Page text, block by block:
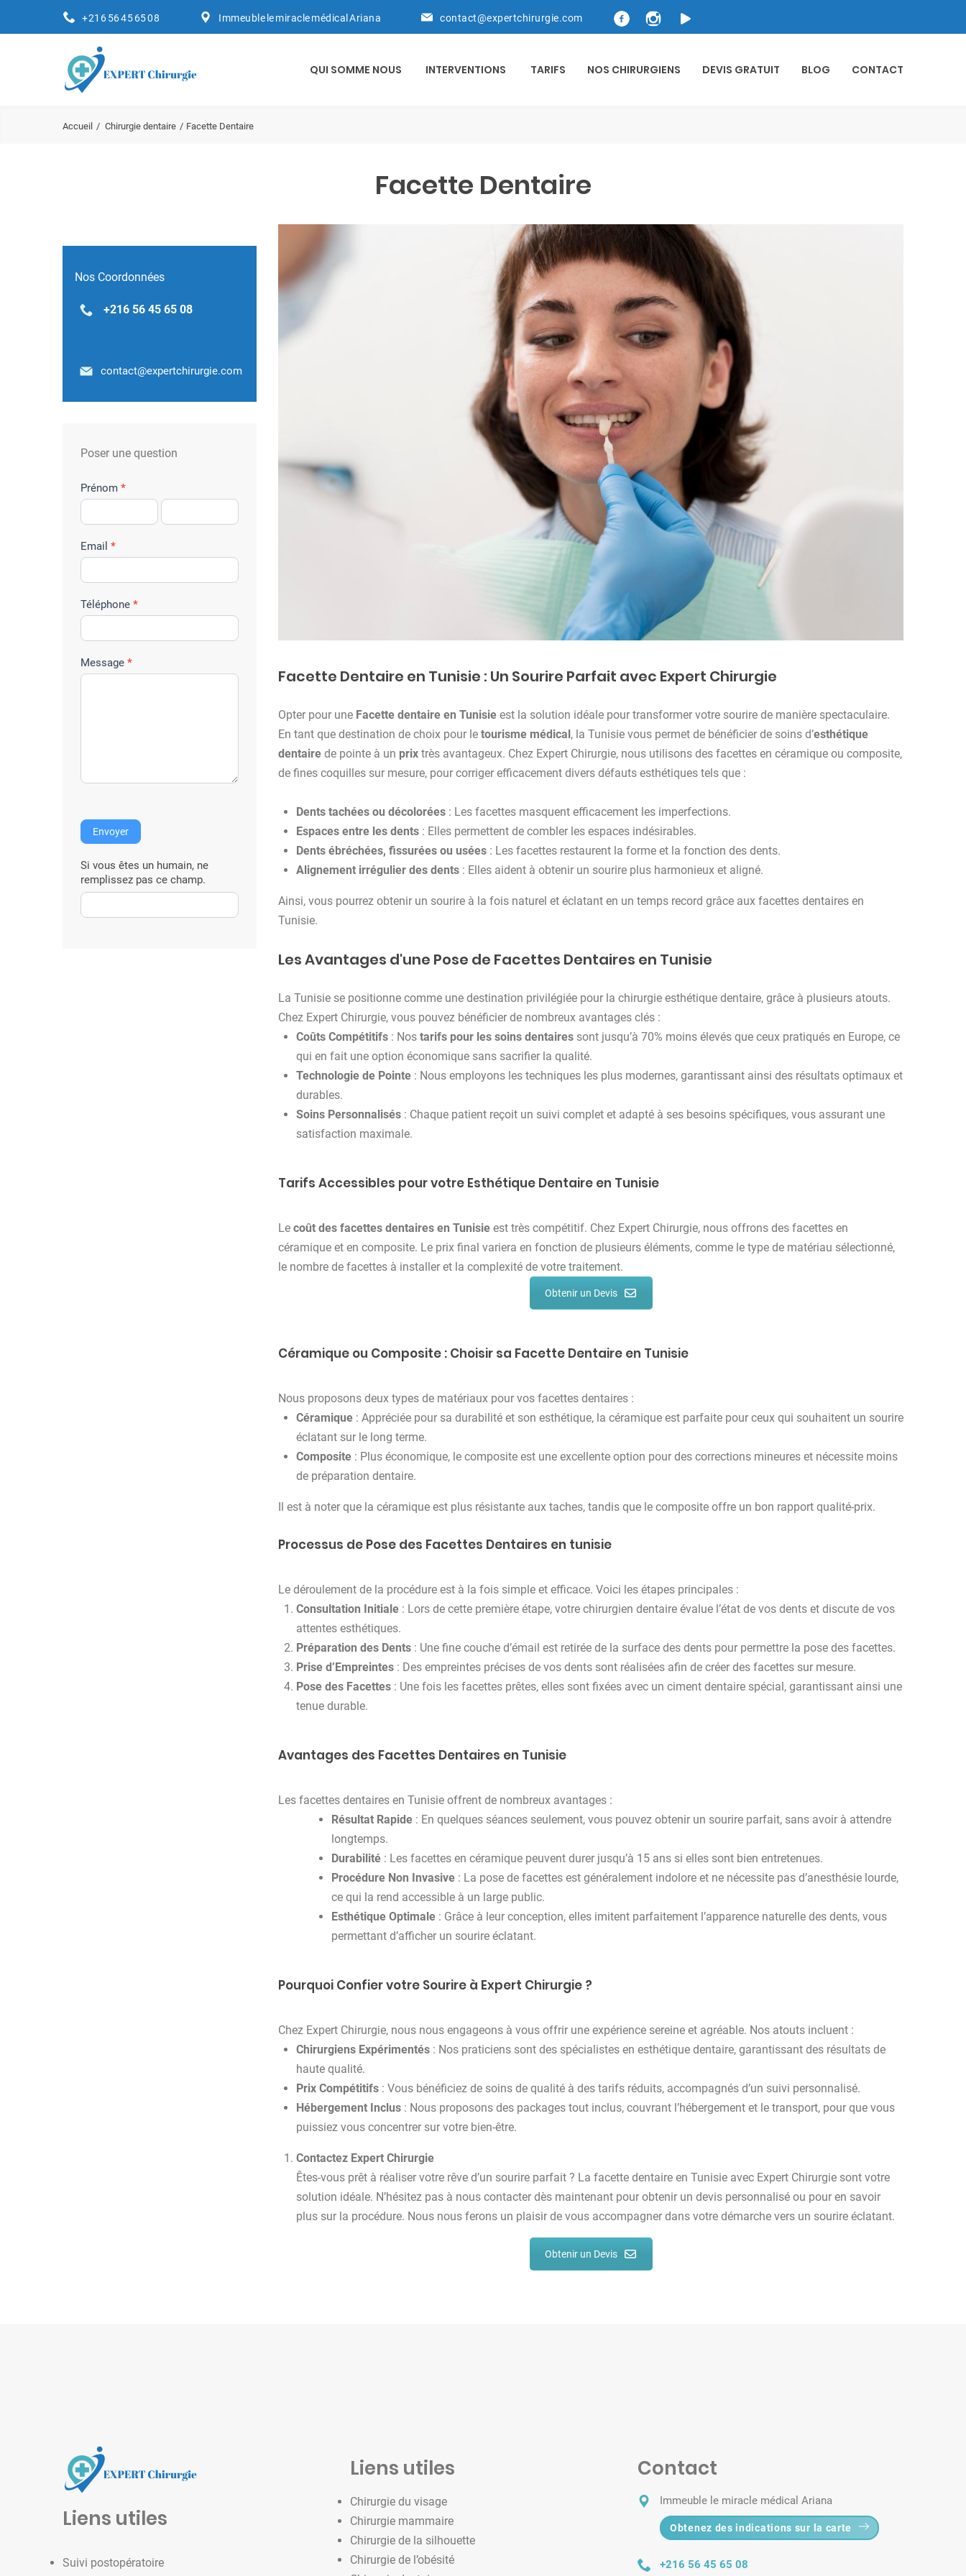
+216 56 45 65 08 Immeuble le miracle médical Ariana contact@expertchirurgie.com
QUI SOMME NOUS INTERVENTIONS TARIFS NOS CHIRURGIENS DEVIS GRATUIT BLOG CONTACT
Accueil Chirurgie dentaire Facette Dentaire
Facette Dentaire
Nos Coordonnées
+216 56 45 65 08
contact@expertchirurgie.com
Poser une question
f
o
r
m
u
l
a
i
r
e
i
v
n
t
i
o
n
Prénom *
Email *
Téléphone *
Message *
Envoyer
Si vous êtes un humain, ne
remplissez pas ce champ.
Facette Dentaire en Tunisie : Un Sourire Parfait avec Expert Chirurgie
Opter pour une Facette dentaire en Tunisie est la solution idéale pour transformer votre sourire de manière spectaculaire.
En tant que destination de choix pour le tourisme médical, la Tunisie vous permet de bénéficier de soins d’esthétique
dentaire de pointe à un prix très avantageux. Chez Expert Chirurgie, nous utilisons des facettes en céramique ou composite,
de fines coquilles sur mesure, pour corriger efficacement divers défauts esthétiques tels que :
Dents tachées ou décolorées : Les facettes masquent efficacement les imperfections.
Espaces entre les dents : Elles permettent de combler les espaces indésirables.
Dents ébréchées, fissurées ou usées : Les facettes restaurent la forme et la fonction des dents.
Alignement irrégulier des dents : Elles aident à obtenir un sourire plus harmonieux et aligné.
Ainsi, vous pourrez obtenir un sourire à la fois naturel et éclatant en un temps record grâce aux facettes dentaires en
Tunisie.
Les Avantages d'une Pose de Facettes Dentaires en Tunisie
La Tunisie se positionne comme une destination privilégiée pour la chirurgie esthétique dentaire, grâce à plusieurs atouts.
Chez Expert Chirurgie, vous pouvez bénéficier de nombreux avantages clés :
Coûts Compétitifs : Nos tarifs pour les soins dentaires sont jusqu’à 70% moins élevés que ceux pratiqués en Europe, ce
qui en fait une option économique sans sacrifier la qualité.
Technologie de Pointe : Nous employons les techniques les plus modernes, garantissant ainsi des résultats optimaux et
durables.
Soins Personnalisés : Chaque patient reçoit un suivi complet et adapté à ses besoins spécifiques, vous assurant une
satisfaction maximale.
Tarifs Accessibles pour votre Esthétique Dentaire en Tunisie
Le coût des facettes dentaires en Tunisie est très compétitif. Chez Expert Chirurgie, nous offrons des facettes en
céramique et en composite. Le prix final variera en fonction de plusieurs éléments, comme le type de matériau sélectionné,
le nombre de facettes à installer et la complexité de votre traitement.
Obtenir un Devis
Céramique ou Composite : Choisir sa Facette Dentaire en Tunisie
Nous proposons deux types de matériaux pour vos facettes dentaires :
Céramique : Appréciée pour sa durabilité et son esthétique, la céramique est parfaite pour ceux qui souhaitent un sourire
éclatant sur le long terme.
Composite : Plus économique, le composite est une excellente option pour des corrections mineures et nécessite moins
de préparation dentaire.
Il est à noter que la céramique est plus résistante aux taches, tandis que le composite offre un bon rapport qualité-prix.
Processus de Pose des Facettes Dentaires en tunisie
Le déroulement de la procédure est à la fois simple et efficace. Voici les étapes principales :
Consultation Initiale : Lors de cette première étape, votre chirurgien dentaire évalue l’état de vos dents et discute de vos
attentes esthétiques.
Préparation des Dents : Une fine couche d’émail est retirée de la surface des dents pour permettre la pose des facettes.
Prise d’Empreintes : Des empreintes précises de vos dents sont réalisées afin de créer des facettes sur mesure.
Pose des Facettes : Une fois les facettes prêtes, elles sont fixées avec un ciment dentaire spécial, garantissant ainsi une
tenue durable.
Avantages des Facettes Dentaires en Tunisie
Les facettes dentaires en Tunisie offrent de nombreux avantages :
Résultat Rapide : En quelques séances seulement, vous pouvez obtenir un sourire parfait, sans avoir à attendre
longtemps.
Durabilité : Les facettes en céramique peuvent durer jusqu’à 15 ans si elles sont bien entretenues.
Procédure Non Invasive : La pose de facettes est généralement indolore et ne nécessite pas d’anesthésie lourde,
ce qui la rend accessible à un large public.
Esthétique Optimale : Grâce à leur conception, elles imitent parfaitement l’apparence naturelle des dents, vous
permettant d’afficher un sourire éclatant.
Pourquoi Confier votre Sourire à Expert Chirurgie ?
Chez Expert Chirurgie, nous nous engageons à vous offrir une expérience sereine et agréable. Nos atouts incluent :
Chirurgiens Expérimentés : Nos praticiens sont des spécialistes en esthétique dentaire, garantissant des résultats de
haute qualité.
Prix Compétitifs : Vous bénéficiez de soins de qualité à des tarifs réduits, accompagnés d’un suivi personnalisé.
Hébergement Inclus : Nous proposons des packages tout inclus, couvrant l’hébergement et le transport, pour que vous
puissiez vous concentrer sur votre bien-être.
Contactez Expert Chirurgie
Êtes-vous prêt à réaliser votre rêve d’un sourire parfait ? La facette dentaire en Tunisie avec Expert Chirurgie sont votre
solution idéale. N’hésitez pas à nous contacter dès maintenant pour obtenir un devis personnalisé ou pour en savoir
plus sur la procédure. Nous nous ferons un plaisir de vous accompagner dans votre démarche vers un sourire éclatant.
Obtenir un Devis
Liens utiles
Suivi postopératoire
Liens utiles
Chirurgie du visage
Chirurgie mammaire
Chirurgie de la silhouette
Chirurgie de l’obésité
Contact
Immeuble le miracle médical Ariana
Obtenez des indications sur la carte
+216 56 45 65 08